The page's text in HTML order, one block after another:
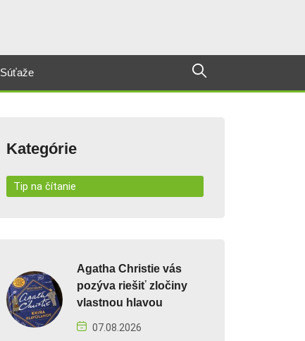
Súťaže
Kategórie
Tip na čítanie
Agatha Christie vás
pozýva riešiť zločiny
vlastnou hlavou
07.08.2026